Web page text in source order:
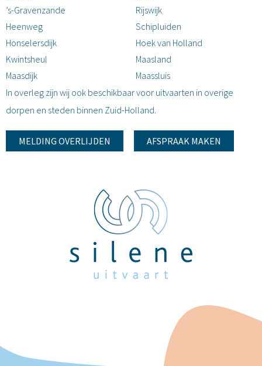
’s-Gravenzande
Heenweg
Honselersdijk
Kwintsheul
Maasdijk
Rijswijk
Schipluiden
Hoek van Holland
Maasland
Maassluis
In overleg zijn wij ook beschikbaar voor uitvaarten in overige
dorpen en steden binnen Zuid-Holland.
MELDING OVERLIJDEN AFSPRAAK MAKEN